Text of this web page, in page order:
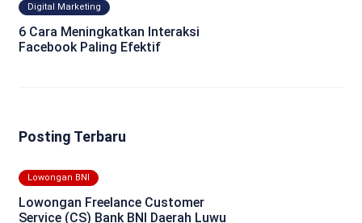
Digital Marketing
6 Cara Meningkatkan Interaksi
Facebook Paling Efektif
Posting Terbaru
Lowongan BNI
Lowongan Freelance Customer
Service (CS) Bank BNI Daerah Luwu